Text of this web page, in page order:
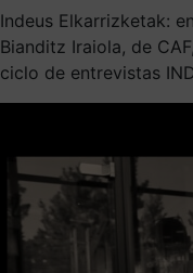
Indeus Elkarrizketak:
Bianditz Iraiola, de
ciclo de entrevistas